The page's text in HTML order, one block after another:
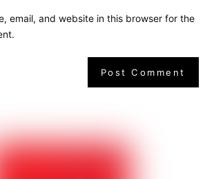
email, and website in this browser for the